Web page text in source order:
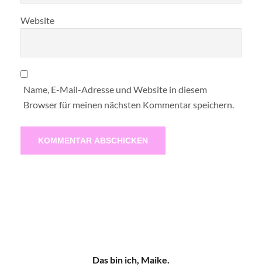
Website
Name, E-Mail-Adresse und Website in diesem
Browser für meinen nächsten Kommentar speichern.
Das bin ich, Maike.